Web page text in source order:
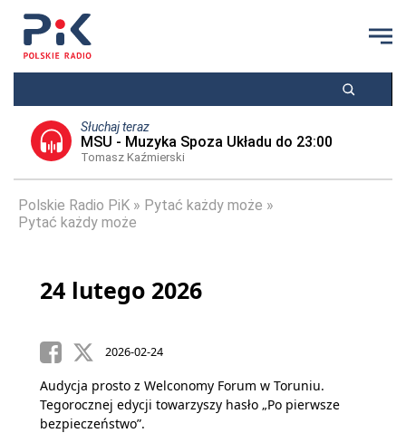
Słuchaj teraz
MSU - Muzyka Spoza Układu do 23:00
Tomasz Kaźmierski
Polskie Radio PiK
Pytać każdy może
Pytać każdy może
24 lutego 2026
2026-02-24
Audycja prosto z Welconomy Forum w Toruniu.
Tegorocznej edycji towarzyszy hasło „Po pierwsze
bezpieczeństwo”.